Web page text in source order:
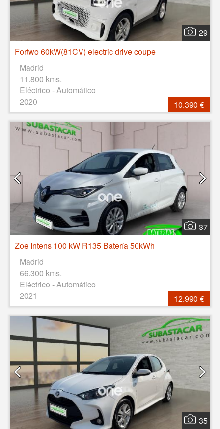
29
Fortwo 60kW(81CV) electric drive coupe
Madrid
11.800 kms.
Eléctrico - Automático
2020
10.390 €
37
Zoe Intens 100 kW R135 Batería 50kWh
Madrid
66.300 kms.
Eléctrico - Automático
2021
12.990 €
35